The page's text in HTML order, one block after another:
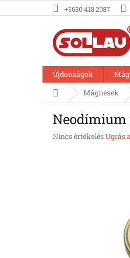
a
+3630 418 2087
Újdonságok
KezdőlapMágnesek
Neodímium
A
Nincs értékelésUgrás